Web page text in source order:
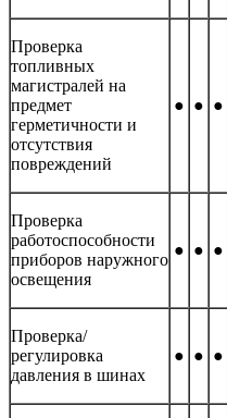
Проверка
топливных
магистралей на
предмет
герметичности и
отсутствия
повреждений
● ● ●
Проверка
работоспособности
приборов наружного
освещения
● ● ●
Проверка/
регулировка
давления в шинах
● ● ●